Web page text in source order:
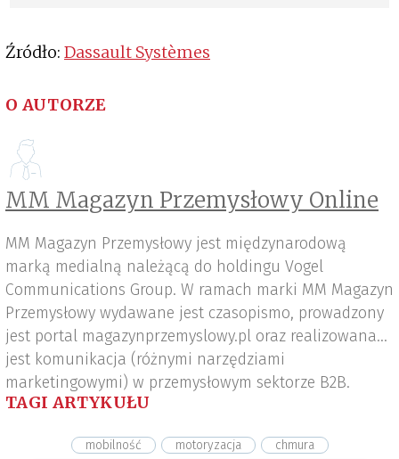
Źródło: Dassault Systèmes
O AUTORZE
MM Magazyn Przemysłowy Online
MM Magazyn Przemysłowy jest międzynarodową
marką medialną należącą do holdingu Vogel
Communications Group. W ramach marki MM Magazyn
Przemysłowy wydawane jest czasopismo, prowadzony
jest portal magazynprzemyslowy.pl oraz realizowana
jest komunikacja (różnymi narzędziami
marketingowymi) w przemysłowym sektorze B2B.
TAGI ARTYKUŁU
mobilność motoryzacja
chmura